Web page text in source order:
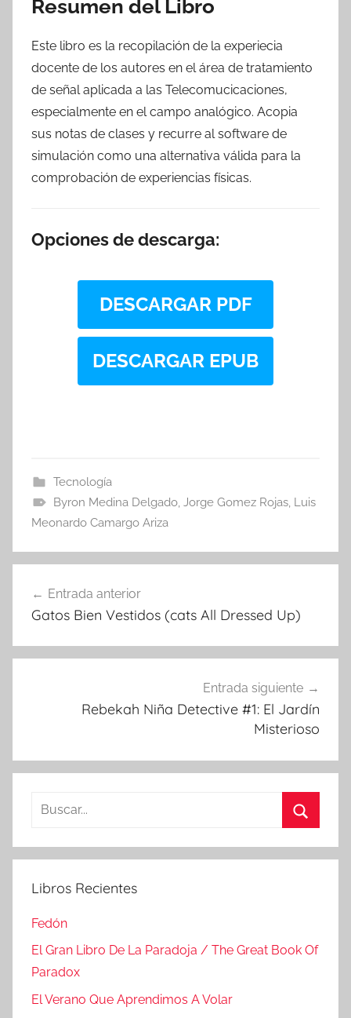
Resumen del Libro
Este libro es la recopilación de la experiecia
docente de los autores en el área de tratamiento
de señal aplicada a las Telecomucicaciones,
especialmente en el campo analógico. Acopia
sus notas de clases y recurre al software de
simulación como una alternativa válida para la
comprobación de experiencias físicas.
Opciones de descarga:
DESCARGAR PDF
DESCARGAR EPUB
Tecnología
Byron Medina Delgado, Jorge Gomez Rojas, Luis
Meonardo Camargo Ariza
de
Entrada anterior
Gatos Bien Vestidos (cats All Dressed Up)
Entrada siguiente
Rebekah Niña Detective #1: El Jardín
Misterioso
Buscar:
Libros Recientes
Fedón
El Gran Libro De La Paradoja / The Great Book Of
Paradox
El Verano Que Aprendimos A Volar